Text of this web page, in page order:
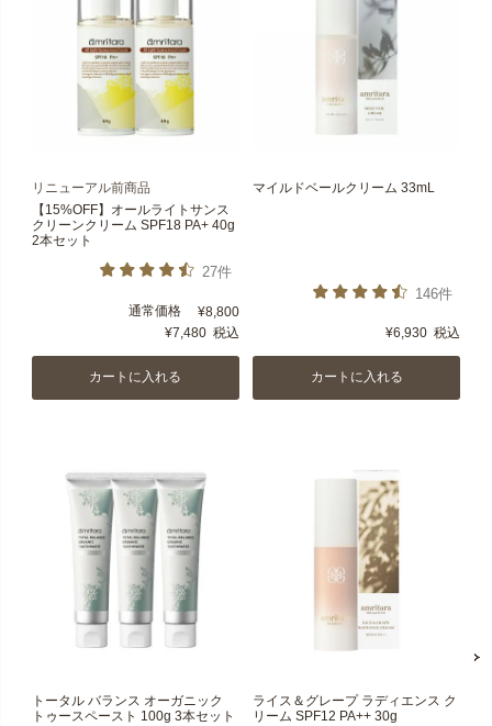
リニューアル前商品
【15%OFF】オールライトサンス
クリーンクリーム SPF18 PA+ 40g
2本セット
27件
通常価格 ¥8,800
¥7,480 税込
カートに入れる
マイルドベールクリーム 33mL
146件
¥6,930 税込
カートに入れる
トータル バランス オーガニック
トゥースペースト 100g 3本セット
ライス＆グレープ ラディエンス ク
リーム SPF12 PA++ 30g